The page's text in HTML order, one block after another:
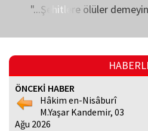
"...Şehitlere ölüler
ÖNCEKİ HABER
Hâkim en-Nisâburî
M.Yaşar Kandemir, 03
Ağu 2026